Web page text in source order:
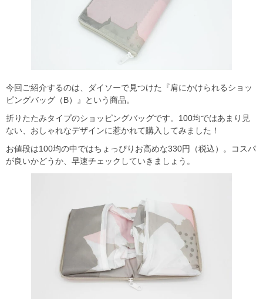
今回ご紹介するのは、ダイソーで見つけた『肩にかけられるショッ
ピングバッグ（B）』という商品。
折りたたみタイプのショッピングバッグです。100均ではあまり見
ない、おしゃれなデザインに惹かれて購入してみました！
お値段は100均の中ではちょっぴりお高めな330円（税込）。コスパ
が良いかどうか、早速チェックしていきましょう。